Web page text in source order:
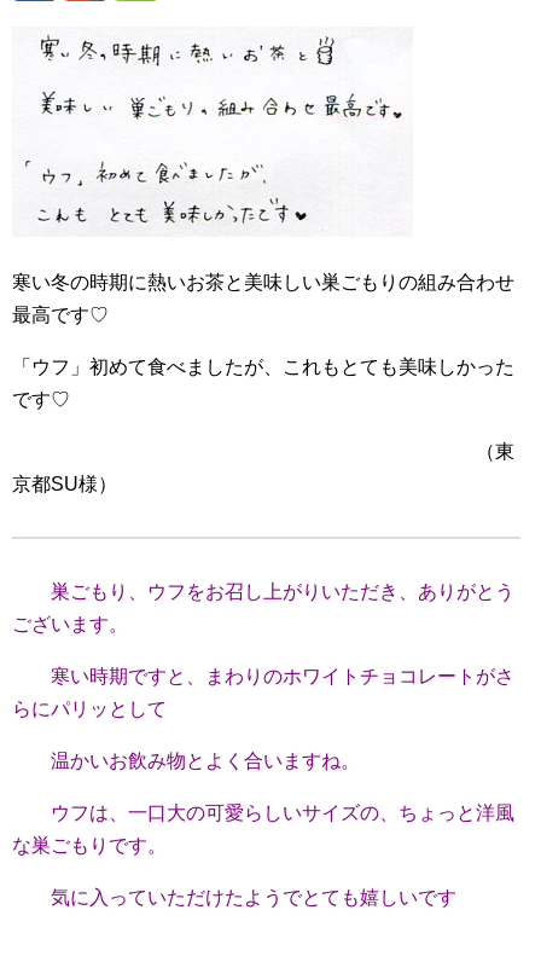
寒い冬の時期に熱いお茶と美味しい巣ごもりの組み合わせ
最高です♡
「ウフ」初めて食べましたが、これもとても美味しかった
です♡
（東
京都SU様）
巣ごもり、ウフをお召し上がりいただき、ありがとう
ございます。
寒い時期ですと、まわりのホワイトチョコレートがさ
らにパリッとして
温かいお飲み物とよく合いますね。
ウフは、一口大の可愛らしいサイズの、ちょっと洋風
な巣ごもりです。
気に入っていただけたようでとても嬉しいです